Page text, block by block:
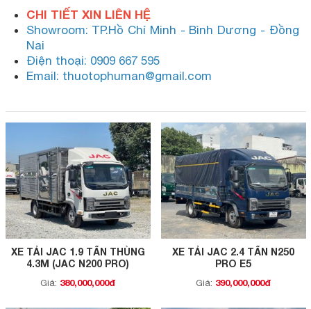
CHI TIẾT XIN LIÊN HỆ
Showroom: TP.Hồ Chí Minh - Bình Dương - Đồng
Nai
Điện thoại: 0909 667 595
Email: thuotophuman@gmail.com
XE TẢI JAC 1.9 TẤN THÙNG
4.3M (JAC N200 PRO)
Giá: 380,000,000đ
XE TẢI JAC 2.4 TẤN N250
PRO E5
Giá: 390,000,000đ